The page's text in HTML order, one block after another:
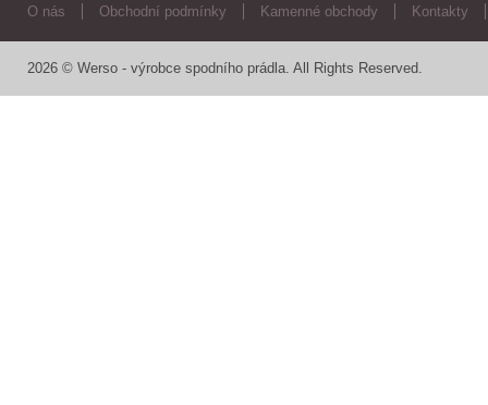
O nás Obchodní podmínky Kamenné obchody Kontakty
2026 © Werso - výrobce spodního prádla. All Rights Reserved.